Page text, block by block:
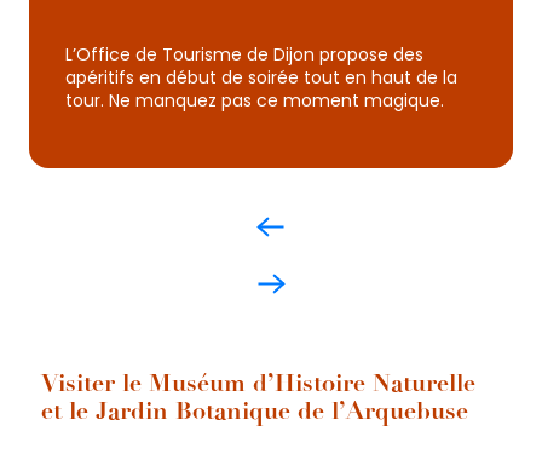
L’Office de Tourisme de Dijon propose des
apéritifs en début de soirée tout en haut de la
tour. Ne manquez pas ce moment magique.
Visiter le Muséum d’Histoire Naturelle
et le Jardin Botanique de l’Arquebuse